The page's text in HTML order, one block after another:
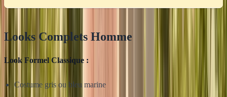
Looks Complets Homme
Look Formel Classique :
Costume gris ou bleu marine